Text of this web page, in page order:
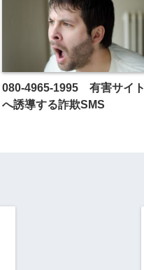
080-4965-1995 有害サイト
へ誘導する詐欺SMS